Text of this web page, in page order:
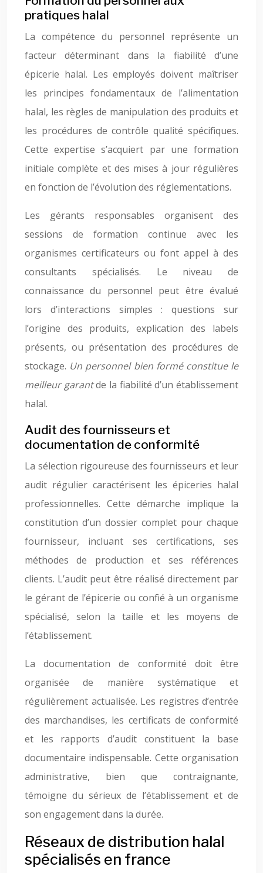
pratiques halal
La compétence du personnel représente un
facteur déterminant dans la fiabilité d’une
épicerie halal. Les employés doivent maîtriser
les principes fondamentaux de l’alimentation
halal, les règles de manipulation des produits et
les procédures de contrôle qualité spécifiques.
Cette expertise s’acquiert par une formation
initiale complète et des mises à jour régulières
en fonction de l’évolution des réglementations.
Les gérants responsables organisent des
sessions de formation continue avec les
organismes certificateurs ou font appel à des
consultants spécialisés. Le niveau de
connaissance du personnel peut être évalué
lors d’interactions simples : questions sur
l’origine des produits, explication des labels
présents, ou présentation des procédures de
stockage. Un personnel bien formé constitue le
meilleur garantde la fiabilité d’un établissement
halal.
Audit des fournisseurs et
documentation de conformité
La sélection rigoureuse des fournisseurs et leur
audit régulier caractérisent les épiceries halal
professionnelles. Cette démarche implique la
constitution d’un dossier complet pour chaque
fournisseur, incluant ses certifications, ses
méthodes de production et ses références
clients. L’audit peut être réalisé directement par
le gérant de l’épicerie ou confié à un organisme
spécialisé, selon la taille et les moyens de
l’établissement.
La documentation de conformité doit être
organisée de manière systématique et
régulièrement actualisée. Les registres d’entrée
des marchandises, les certificats de conformité
et les rapports d’audit constituent la base
documentaire indispensable. Cette organisation
administrative, bien que contraignante,
témoigne du sérieux de l’établissement et de
son engagement dans la durée.
Réseaux de distribution halal
spécialisés en france